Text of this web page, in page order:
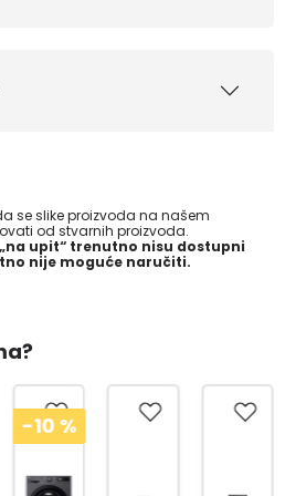
se slike proizvoda na našem
od stvarnih proizvoda.
upit“ trenutno nisu dostupni
nije moguće naručiti.
-10 %